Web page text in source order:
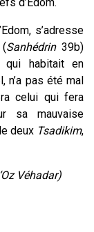
s’adresse
(Sanhédrin39b)
qui habitait en
n’a pas été mal
celui qui fera
sa mauvaise
deux Tsadikim,
Véhadar)